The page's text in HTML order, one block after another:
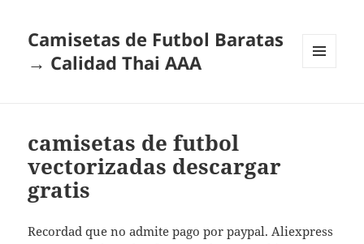
Camisetas de Futbol Baratas
→ Calidad Thai AAA
camisetas de futbol
vectorizadas descargar
gratis
Recordad que no admite pago por paypal. Aliexpress